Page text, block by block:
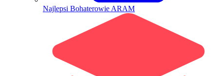
Najlepsi Bohaterowie ARAM